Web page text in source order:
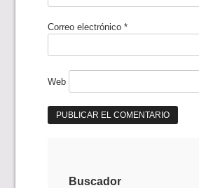
Correo electrónico*
Web
Buscador